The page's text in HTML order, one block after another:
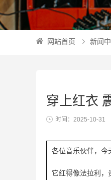
网站首页 新闻
穿上红衣
时间：2025-10-31
各位音乐伙伴，今
它红得像法拉利，